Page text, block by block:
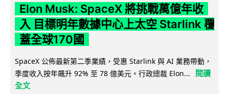
Elon Musk: SpaceX 將挑戰萬億年收
入 目標明年數據中心上太空 Starlink 覆
蓋全球170國
SpaceX 公佈最新第二季業績，受惠 Starlink 與 AI 業務帶動，
季度收入按年飆升 92% 至 78 億美元。行政總裁 Elon...
閱讀
全文